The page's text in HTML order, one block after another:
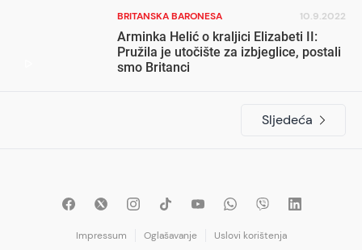
BRITANSKA BARONESA 10.9.2022
Arminka Helić o kraljici Elizabeti II:
Pružila je utočište za izbjeglice, postali
smo Britanci
Sljedeća
Impressum Oglašavanje Uslovi korištenja